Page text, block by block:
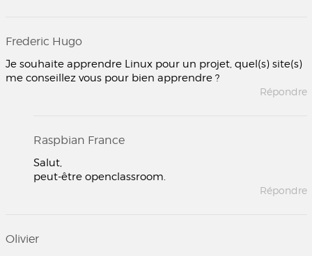
Frederic Hugo
Je souhaite apprendre Linux pour un projet, quel(s) site(s)
me conseillez vous pour bien apprendre ?
Répondre
Raspbian France
Salut,
peut-être openclassroom.
Répondre
Olivier